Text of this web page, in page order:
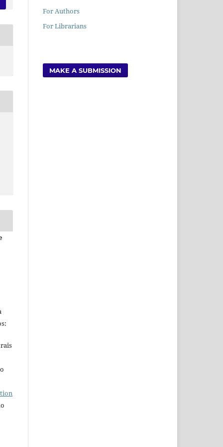
For Authors
For Librarians
MAKE A SUBMISSION